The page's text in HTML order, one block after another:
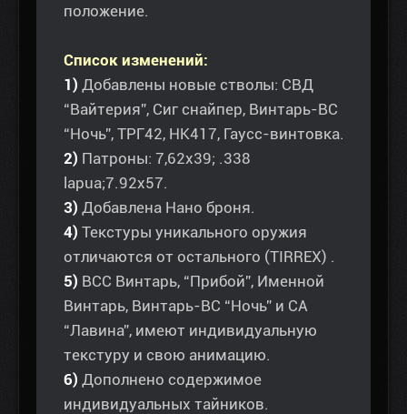
положение.
Список изменений:
1) Добавлены новые стволы: СВД
“Вайтерия”, Сиг снайпер, Винтарь-ВС
“Ночь”, ТРГ42, НК417, Гаусс-винтовка.
2) Патроны: 7,62х39; .338
lapua;7.92x57.
3) Добавлена Нано броня.
4) Текстуры уникального оружия
отличаются от остального (TIRREX) .
5) ВСС Винтарь, “Прибой”, Именной
Винтарь, Винтарь-ВС “Ночь” и СА
“Лавина”, имеют индивидуальную
текстуру и свою анимацию.
6) Дополнено содержимое
индивидуальных тайников.